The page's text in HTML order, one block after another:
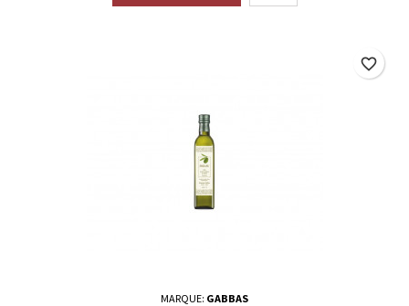
MARQUE: GABBAS
favorite_border